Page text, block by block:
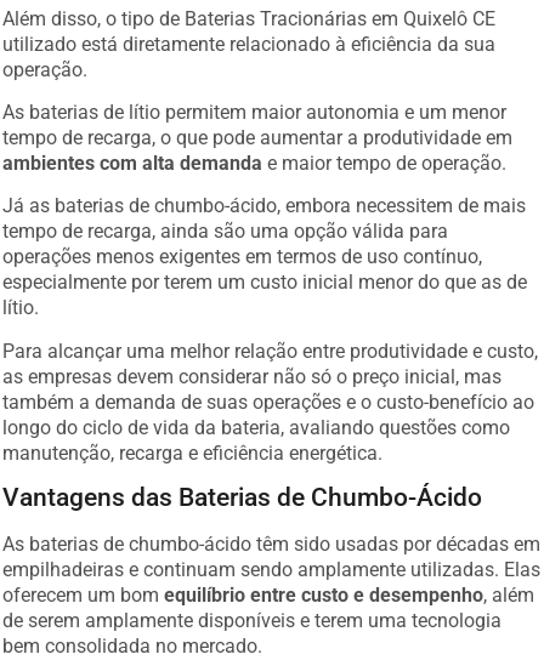
Além disso, o tipo de Baterias Tracionárias em Quixelô CE
utilizado está diretamente relacionado à eficiência da sua
operação.
As baterias de lítio permitem maior autonomia e um menor
tempo de recarga, o que pode aumentar a produtividade em
ambientes com alta demanda e maior tempo de operação.
Já as baterias de chumbo-ácido, embora necessitem de mais
tempo de recarga, ainda são uma opção válida para
operações menos exigentes em termos de uso contínuo,
especialmente por terem um custo inicial menor do que as de
lítio.
Para alcançar uma melhor relação entre produtividade e custo,
as empresas devem considerar não só o preço inicial, mas
também a demanda de suas operações e o custo-benefício ao
longo do ciclo de vida da bateria, avaliando questões como
manutenção, recarga e eficiência energética.
Vantagens das Baterias de Chumbo-Ácido
As baterias de chumbo-ácido têm sido usadas por décadas em
empilhadeiras e continuam sendo amplamente utilizadas. Elas
oferecem um bomequilíbrio entre custo e desempenho, além
de serem amplamente disponíveis e terem uma tecnologia
bem consolidada no mercado.